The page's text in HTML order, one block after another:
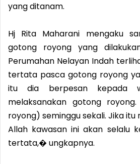
yang ditanam.
Hj Rita Maharani mengaku
gotong royong yang
Perumahan Nelayan Indah
tertata pasca gotong royong
itu dia berpesan kepada
melaksanakan gotong
royong) seminggu sekali. Jika itu
Allah kawasan ini akan selalu
tertata,� ungkapnya.